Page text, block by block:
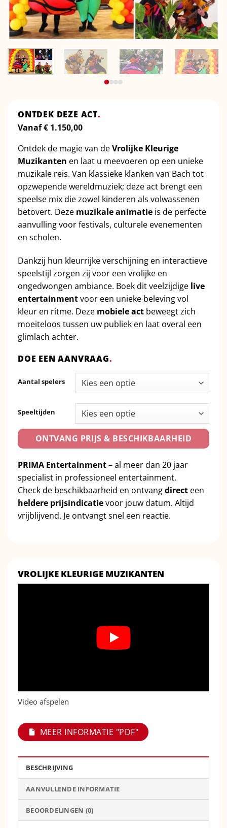
ONTDEK DEZE ACT.
Vanaf€ 1.150,00
Ontdek de magie van deVrolijke Kleurige
Muzikanten en laat u meevoeren op een unieke
muzikale reis. Van klassieke klanken van Bach tot
opzwepende wereldmuziek; deze act brengt een
speelse mix die zowel kinderen als volwassenen
betovert. Deze muzikale animatie is de perfecte
aanvulling voor festivals, culturele evenementen
en scholen.
Dankzij hun kleurrijke verschijning en interactieve
speelstijl zorgen zij voor een vrolijke en
ongedwongen ambiance. Boek dit veelzijdige live
entertainmentvoor een unieke beleving vol
kleur en ritme. Deze mobiele act beweegt zich
moeiteloos tussen uw publiek en laat overal een
glimlach achter.
DOE EEN AANVRAAG.
Aantal spelers
Speeltijden
ONTVANG PRIJS & BESCHIKBAARHEID
PRIMA Entertainment– al meer dan 20 jaar
specialist in professioneel entertainment.
Check de beschikbaarheid en ontvangdirect een
heldere prijsindicatievoor jouw datum. Altijd
vrijblijvend. Je ontvangt snel een reactie.
VROLIJKE KLEURIGE MUZIKANTEN
Video afspelen
MEER INFORMATIE "PDF"
BESCHRIJVING
AANVULLENDE INFORMATIE
BEOORDELINGEN (0)